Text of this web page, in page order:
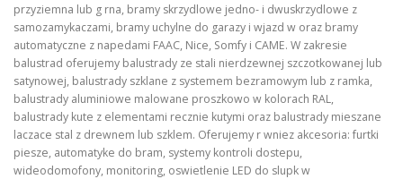
przyziemna lub g rna, bramy skrzydlowe jedno- i dwuskrzydlowe z
samozamykaczami, bramy uchylne do garazy i wjazd w oraz bramy
automatyczne z napedami FAAC, Nice, Somfy i CAME. W zakresie
balustrad oferujemy balustrady ze stali nierdzewnej szczotkowanej lub
satynowej, balustrady szklane z systemem bezramowym lub z ramka,
balustrady aluminiowe malowane proszkowo w kolorach RAL,
balustrady kute z elementami recznie kutymi oraz balustrady mieszane
laczace stal z drewnem lub szklem. Oferujemy r wniez akcesoria: furtki
piesze, automatyke do bram, systemy kontroli dostepu,
wideodomofony, monitoring, oswietlenie LED do slupk w